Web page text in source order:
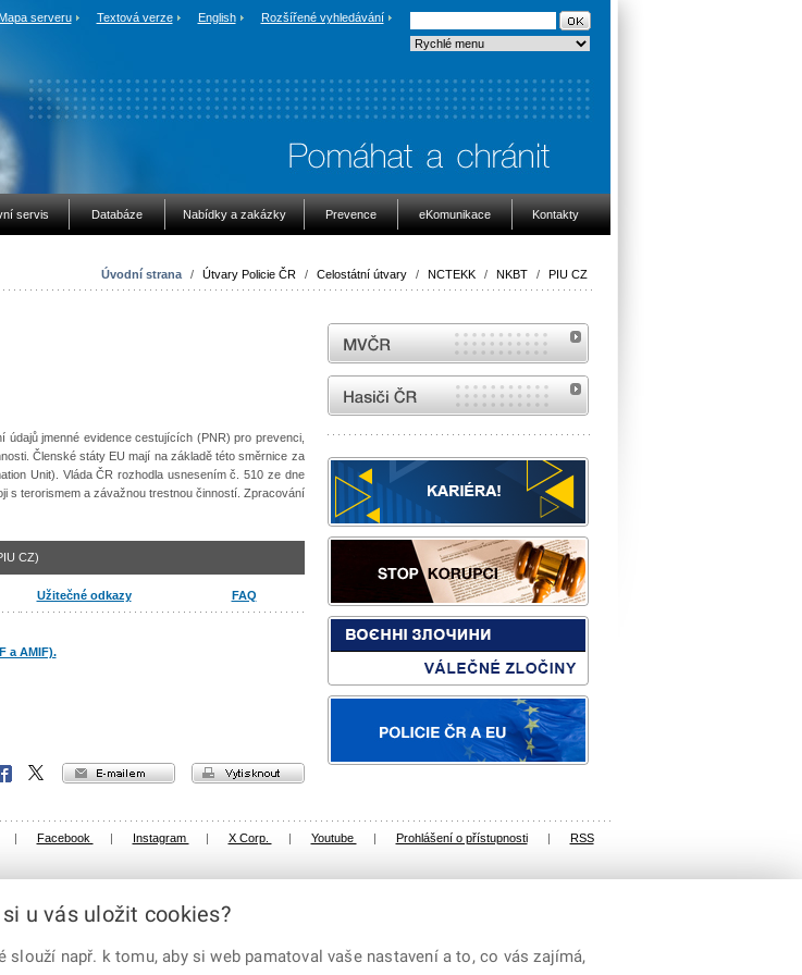
serveru Textová verze English Rozšířené vyhledávání
servis Databáze Nabídky a zakázky Prevence eKomunikace Kontakty
Úvodní strana / Útvary Policie ČR / Celostátní útvary / NCTEKK / NKBT / PIU CZ
jmenné evidence cestujících (PNR) pro prevenci,
Členské státy EU mají na základě této směrnice za
Unit). Vláda ČR rozhodla usnesením č. 510 ze dne
s terorismem a závažnou trestnou činností. Zpracování
CZ)
Užitečné odkazy FAQ
a AMIF).
vytisknout
e-mailem
X
Facebook
MVČR
internetové stránky Hasiči ČR
| Facebook | Instagram | X Corp. | Youtube | Prohlášení o přístupnosti | RSS
u vás uložit cookies?
např. k tomu, aby si web pamatoval vaše nastavení a to, co vás zajímá,